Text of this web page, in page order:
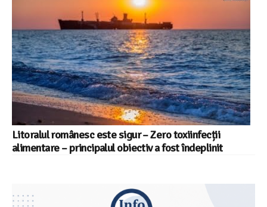
Litoralul românesc este sigur – Zero toxiinfecții
alimentare – principalul obiectiv a fost îndeplinit